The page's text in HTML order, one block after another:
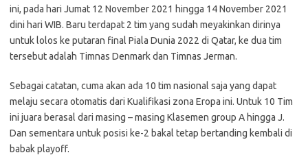
ini, pada hari Jumat 12 November 2021 hingga 14 November 2021
dini hari WIB. Baru terdapat 2 tim yang sudah meyakinkan dirinya
untuk lolos ke putaran final Piala Dunia 2022 di Qatar, ke dua tim
tersebut adalah Timnas Denmark dan Timnas Jerman.
Sebagai catatan, cuma akan ada 10 tim nasional saja yang dapat
melaju secara otomatis dari Kualifikasi zona Eropa ini. Untuk 10 Tim
ini juara berasal dari masing – masing Klasemen group A hingga J.
Dan sementara untuk posisi ke-2 bakal tetap bertanding kembali di
babak playoff.